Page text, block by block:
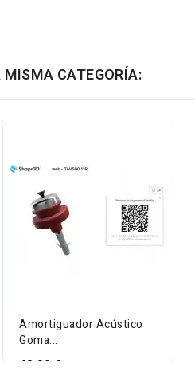
MISMA CATEGORÍA:
Amortiguador Acústico
Goma...
48,30 €